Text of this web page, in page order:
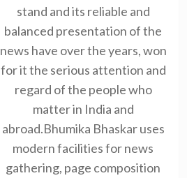
stand and its reliable and
balanced presentation of the
news have over the years, won
for it the serious attention and
regard of the people who
matter in India and
abroad.Bhumika Bhaskar uses
modern facilities for news
gathering, page composition